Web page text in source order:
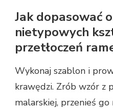
Jak dopasować
nietypowych
przetłoczeń
Wykonaj szablon i
krawędzi. Zrób wzór z
malarskiej, przenieś go